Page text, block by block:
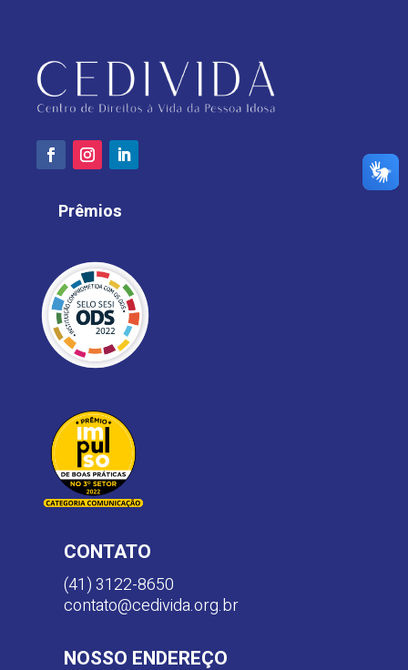
Prêmios
CONTATO
(41) 3122-8650
contato@cedivida.org.br
NOSSO ENDEREÇO